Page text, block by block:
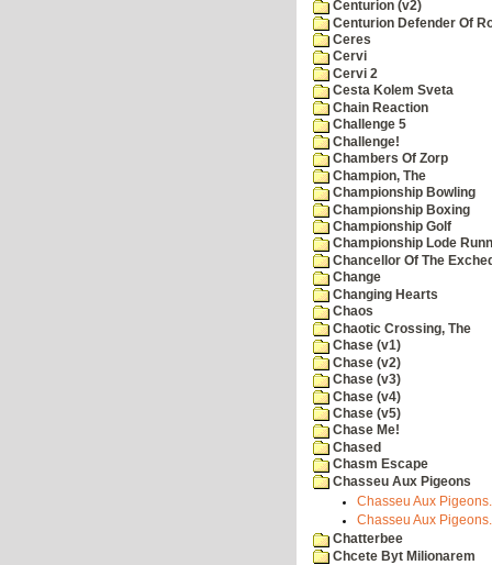
Centurion (v2)
Centurion Defender Of
Ceres
Cervi
Cervi 2
Cesta Kolem Sveta
Chain Reaction
Challenge 5
Challenge!
Chambers Of Zorp
Champion, The
Championship Bowling
Championship Boxing
Championship Golf
Championship Lode
Chancellor Of The
Change
Changing Hearts
Chaos
Chaotic Crossing, The
Chase (v1)
Chase (v2)
Chase (v3)
Chase (v4)
Chase (v5)
Chase Me!
Chased
Chasm Escape
Chasseu Aux Pigeons
Chasseu Aux
Chasseu Aux
Chatterbee
Chcete Byt Milionarem